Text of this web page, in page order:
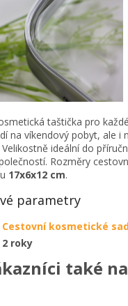
taštička pro
na víkendový pobyt, ale i
ideální do
Rozměry
17x6x12 cm.
parametry
Cestovní kosmetické
2 roky
také